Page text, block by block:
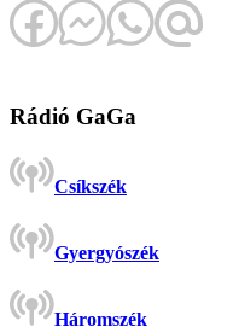
Rádió GaGa
Csíkszék
Gyergyószék
Háromszék